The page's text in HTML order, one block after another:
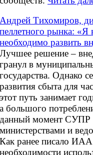
Андрей Тихомиров,
пеллетного рынка: «Я
необходимо развить
Лучшее решение –
гранул в
государства. Однако
развития сбыта для
этот путь занимает
а большого
данный момент СУПР
министерствами и
Как ранее писало
необходимости